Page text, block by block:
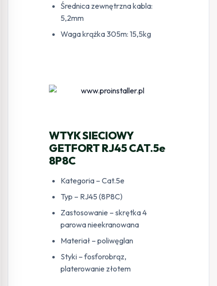
Średnica zewnętrzna kabla:
5,2mm
Waga krążka 305m: 15,5kg
WTYK SIECIOWY
GETFORT RJ45 CAT.5e
8P8C
Kategoria – Cat.5e
Typ – RJ45 (8P8C)
Zastosowanie – skrętka 4
parowa nieekranowana
Materiał – poliwęglan
Styki – fosforobrąz,
platerowanie złotem